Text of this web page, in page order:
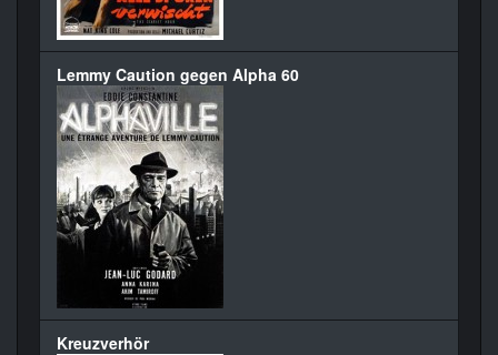
Lemmy Caution gegen Alpha 60
Kreuzverhör